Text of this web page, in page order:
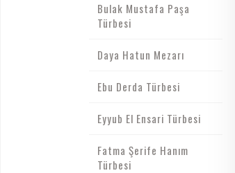
Bulak Mustafa Paşa
Türbesi
Daya Hatun Mezarı
Ebu Derda Türbesi
Eyyub El Ensari Türbesi
Fatma Şerife Hanım
Türbesi